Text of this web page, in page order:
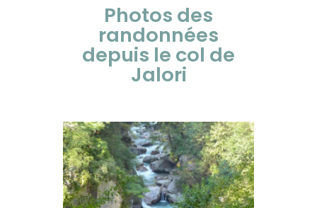
Photos des
randonnées
depuis le col de
Jalori